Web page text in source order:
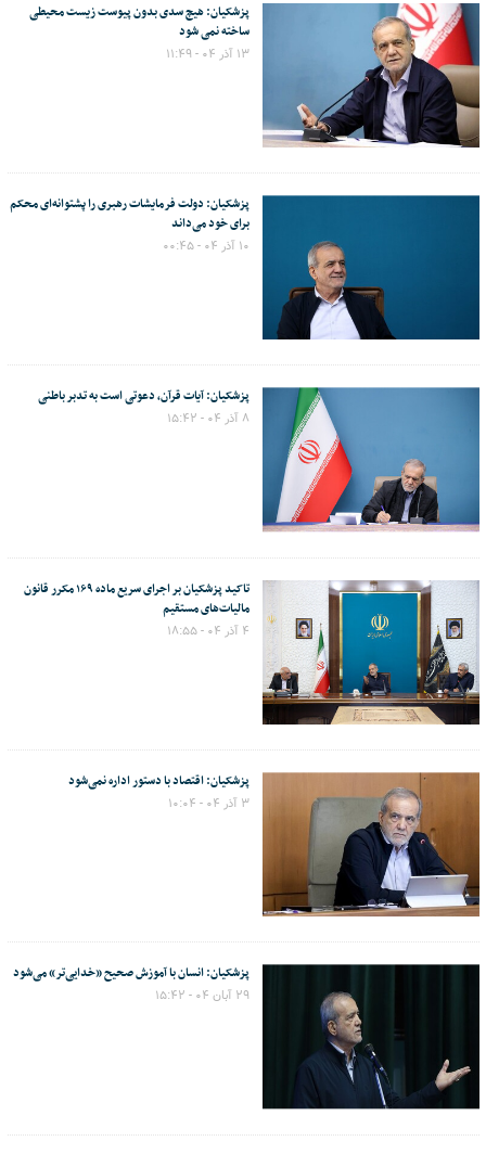
پزشکیان: هیچ سدی بدون پیوست زیست محیطی
ساخته نمی شود
۱۳ آذر ۰۴ - ۱۱:۴۹
پزشکیان: دولت فرمایشات رهبری را پشتوانه‌ای محکم
برای خود می‌داند
۱۰ آذر ۰۴ - ۰۰:۴۵
پزشکیان: آیات قرآن، دعوتی است به تدبر باطنی
۸ آذر ۰۴ - ۱۵:۴۲
تاکید پزشکیان بر اجرای سریع ماده ۱۶۹ مکرر قانون
مالیات‌های مستقیم
۴ آذر ۰۴ - ۱۸:۵۵
پزشکیان: اقتصاد با دستور اداره نمی‌شود
۳ آذر ۰۴ - ۱۰:۰۴
پزشکیان: انسان با آموزش صحیح «خدایی‌تر» می‌شود
۲۹ آبان ۰۴ - ۱۵:۴۲